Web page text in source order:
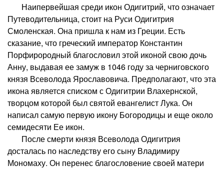
Наипервейшая среди икон Одигитрий, что означает
Путеводительница, стоит на Руси Одигитрия
Смоленская. Она пришла к нам из Греции. Есть
сказание, что греческий император Константин
Порфирородный благословил этой иконой свою дочь
Анну, выдавая ее замуж в 1046 году за черниговского
князя Всеволода Ярославовича. Предполагают, что эта
икона является списком с Одигитрии Влахернской,
творцом которой был святой евангелист Лука. Он
написал самую первую икону Богородицы и еще около
семидесяти Ее икон.
После смерти князя Всеволода Одигитрия
досталась по наследству его сыну Владимиру
Мономаху. Он перенес благословение своей матери